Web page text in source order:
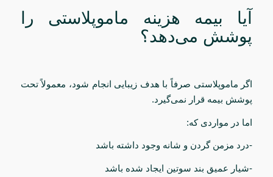
آیا بیمه هزینه ماموپلاستی را
پوشش می‌دهد؟
اگر ماموپلاستی صرفاً با هدف زیبایی انجام شود، معمولاً تحت
پوشش بیمه قرار نمی‌گیرد.
اما در مواردی که:
-درد مزمن گردن و شانه وجود داشته باشد
-شیار عمیق بند سوتین ایجاد شده باشد